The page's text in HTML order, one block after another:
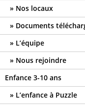
Nos locaux
Documents
L’équipe
Nous rejoindre
Enfance 3-10 ans
L’enfance à Puzzle